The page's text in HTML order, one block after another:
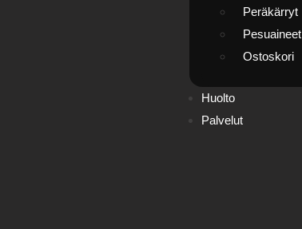
Peräkärryt
Pesuaineet
Ostoskori
Huolto
Palvelut